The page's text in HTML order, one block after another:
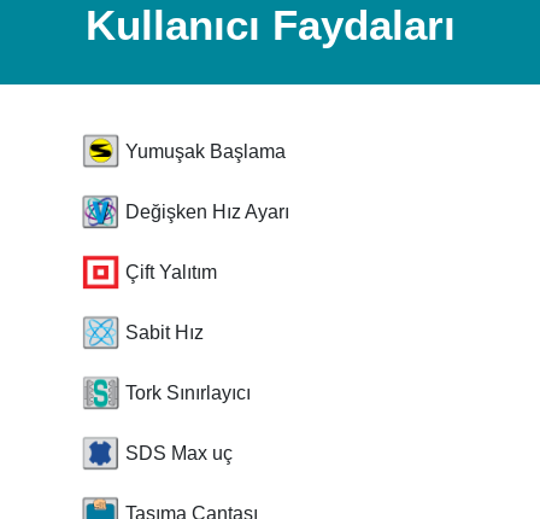
Kullanıcı Faydaları
Yumuşak Başlama
Değişken Hız Ayarı
Çift Yalıtım
Sabit Hız
Tork Sınırlayıcı
SDS Max uç
Taşıma Çantası